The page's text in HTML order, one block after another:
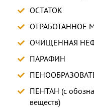
ОСТАТОК
ОТРАБОТАННОЕ
ОЧИЩЕННАЯ
ПАРАФИН
ПЕНТАН (с
веществ)